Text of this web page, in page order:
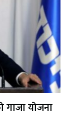
गाजा योजना